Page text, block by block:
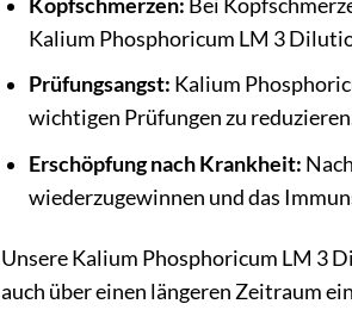
Kalium Phosphoricum LM 3
Prüfungsangst: Kalium
wichtigen Prüfungen zu
Erschöpfung nach Krankheit:
wiederzugewinnen und das
Unsere Kalium Phosphoricum LM 3
auch über einen längeren Zeitraum